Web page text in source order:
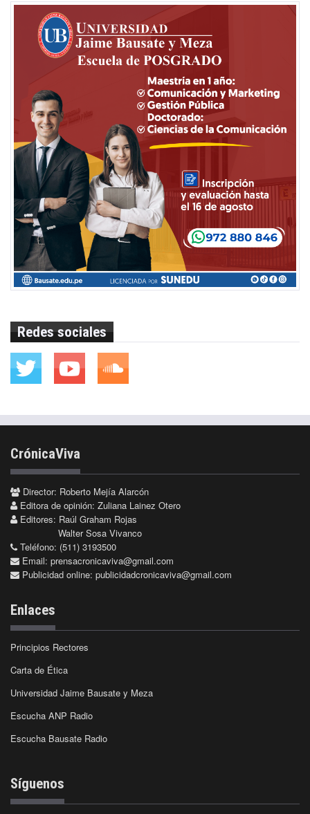
Redes sociales
CrónicaViva
Director: Roberto Mejía Alarcón
Editora de opinión: Zuliana Lainez Otero
Editores: Raúl Graham Rojas
Walter Sosa Vivanco
Teléfono: (511) 3193500
Email: prensacronicaviva@gmail.com
Publicidad online: publicidadcronicaviva@gmail.com
Enlaces
Principios Rectores
Carta de Ética
Universidad Jaime Bausate y Meza
Escucha ANP Radio
Escucha Bausate Radio
Síguenos